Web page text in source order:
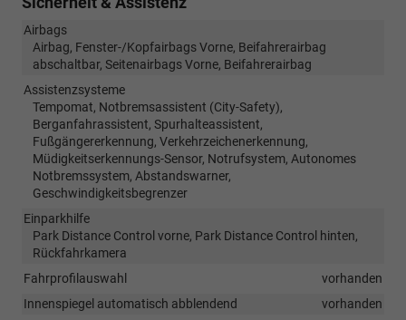
Airbags
Airbag, Fenster-/Kopfairbags Vorne, Beifahrerairbag
abschaltbar, Seitenairbags Vorne, Beifahrerairbag
Assistenzsysteme
Tempomat, Notbremsassistent (City-Safety),
Berganfahrassistent, Spurhalteassistent,
Fußgängererkennung, Verkehrzeichenerkennung,
Müdigkeitserkennungs-Sensor, Notrufsystem, Autonomes
Notbremssystem, Abstandswarner,
Geschwindigkeitsbegrenzer
Einparkhilfe
Park Distance Control vorne, Park Distance Control hinten,
Rückfahrkamera
Fahrprofilauswahl
vorhanden
Innenspiegel automatisch abblendend
vorhanden